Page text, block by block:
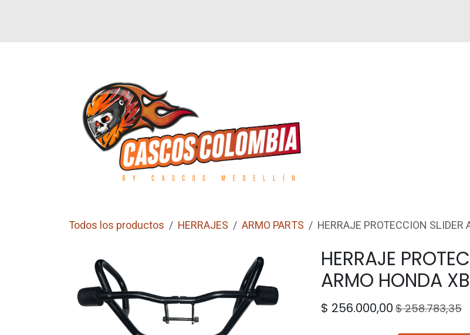
CALZADO GUANTES REPUESTOS
Todos los productos HERRAJES ARMO PARTS HERRAJE PROTECCION
HERRAJE
ARMO HONDA
$ 256.000,00 $258.783,35